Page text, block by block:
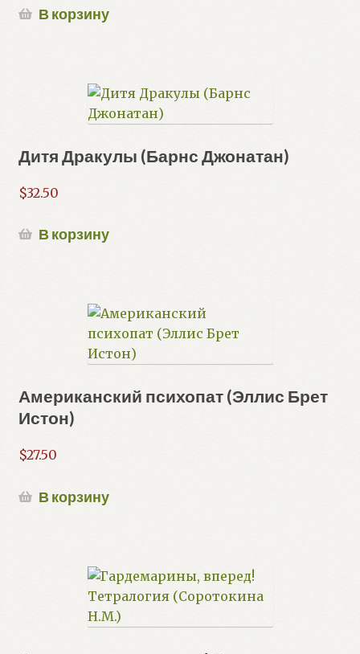
В корзину
Дитя Дракулы (Барнс Джонатан)
$32.50
В корзину
Американский психопат (Эллис Брет
Истон)
$27.50
В корзину